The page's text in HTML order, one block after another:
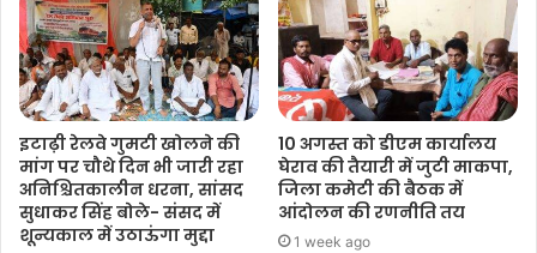
इटाढ़ी रेलवे गुमटी खोलने की
मांग पर चौथे दिन भी जारी रहा
अनिश्चितकालीन धरना, सांसद
सुधाकर सिंह बोले- संसद में
शून्यकाल में उठाऊंगा मुद्दा
10 अगस्त को डीएम कार्यालय
घेराव की तैयारी में जुटी माकपा,
जिला कमेटी की बैठक में
आंदोलन की रणनीति तय
1 week ago